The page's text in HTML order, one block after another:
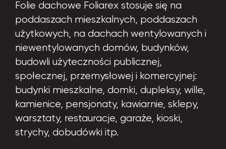
Folie dachowe Foliarex stosuje się na
poddaszach mieszkalnych, poddaszach
użytkowych, na dachach wentylowanych i
niewentylowanych domów, budynków,
budowli użyteczności publicznej,
społecznej, przemysłowej i komercyjnej:
budynki mieszkalne, domki, dupleksy, wille,
kamienice, pensjonaty, kawiarnie, sklepy,
warsztaty, restauracje, garaże, kioski,
strychy, dobudówki itp.